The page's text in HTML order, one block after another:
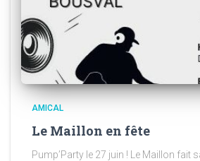
AMICAL
Le Maillon en fête
Pump’Party le 27 juin ! Le Maillon fait